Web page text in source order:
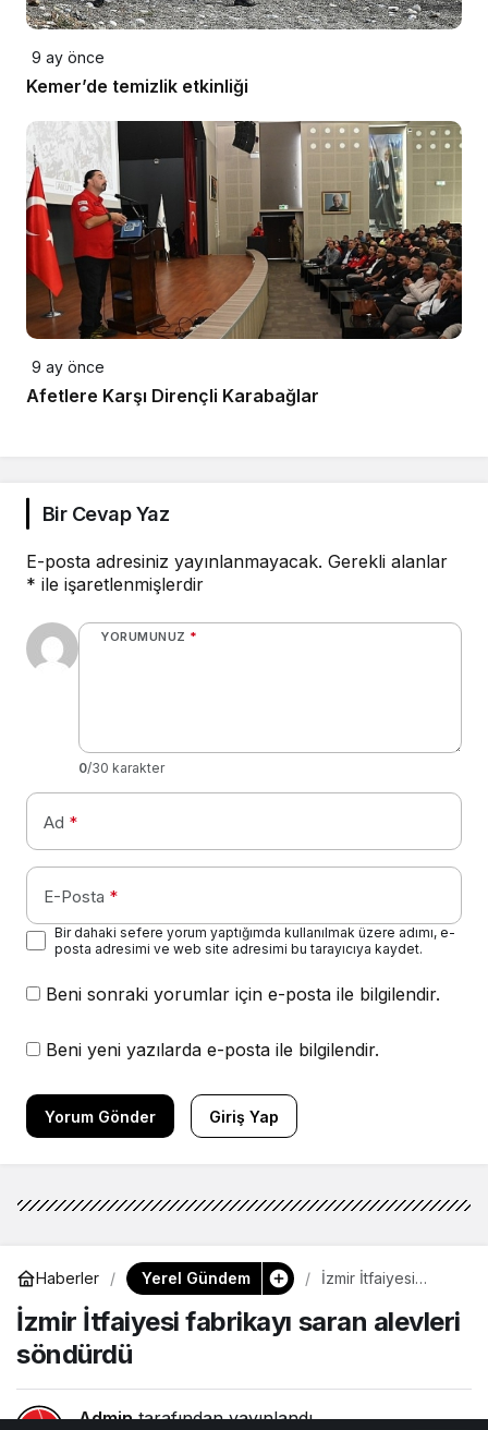
9 ay önce
Kemer’de temizlik etkinliği
9 ay önce
Afetlere Karşı Dirençli Karabağlar
Bir Cevap Yaz
E-posta adresiniz yayınlanmayacak. Gerekli alanlar
* ile işaretlenmişlerdir
YORUMUNUZ *
0/30 karakter
Ad *
E-Posta *
Bir dahaki sefere yorum yaptığımda kullanılmak üzere adımı, e-
posta adresimi ve web site adresimi bu tarayıcıya kaydet.
Beni sonraki yorumlar için e-posta ile bilgilendir.
Beni yeni yazılarda e-posta ile bilgilendir.
Yorum Gönder Giriş Yap
Haberler Yerel Gündem
İzmir İtfaiyesi
alevleri söndürdü
İzmir İtfaiyesi fabrikayı saran alevleri
söndürdü
Admintarafından yayınlandı